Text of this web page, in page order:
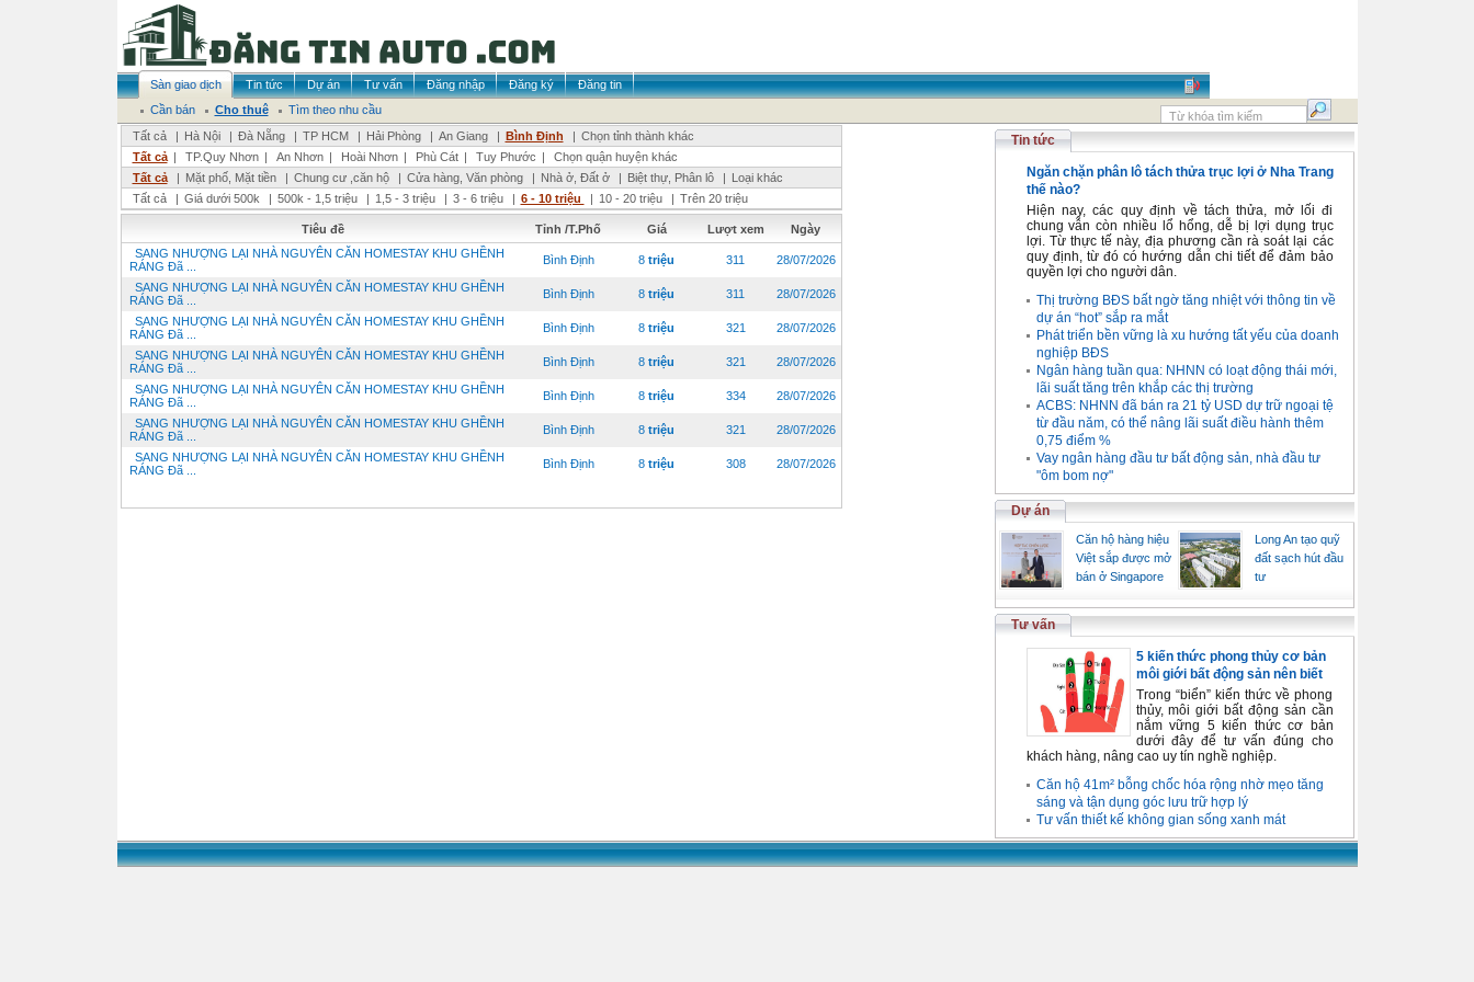
Sàn giao dịch Tin tức Dự án Tư vấn Đăng nhập Đăng ký
Đăng tin
Cần bán
Cho thuê
Tìm theo nhu cầu
Tất cả
| Hà Nội | Đà Nẵng | TP HCM | Hải Phòng | An Giang | Bình Định | Chọn tỉnh thành khác
Tất cả | TP.Quy Nhơn | An Nhơn | Hoài Nhơn | Phù Cát | Tuy Phước |
Chọn quận huyện khác
Tất cả
| Mặt phố, Mặt tiền | Chung cư ,căn hộ | Cửa hàng, Văn phòng | Nhà ở, Đất ở | Biệt thự, Phân lô | Loại khác
Tất cả
| Giá dưới 500k | 500k - 1,5 triệu | 1,5 - 3 triệu | 3 - 6 triệu | 6 - 10 triệu | 10 - 20 triệu | Trên 20 triệu
Tiêu đề Tỉnh /T.Phố Giá Lượt xem
Ngày
SANG NHƯỢNG LẠI NHÀ NGUYÊN CĂN HOMESTAY KHU GHỀNH
RÁNG Đã ...
Bình Định 8 triệu 311 28/07/2026
SANG NHƯỢNG LẠI NHÀ NGUYÊN CĂN HOMESTAY KHU GHỀNH
RÁNG Đã ...
Bình Định 8 triệu 311 28/07/2026
SANG NHƯỢNG LẠI NHÀ NGUYÊN CĂN HOMESTAY KHU GHỀNH
RÁNG Đã ...
Bình Định 8 triệu 321 28/07/2026
SANG NHƯỢNG LẠI NHÀ NGUYÊN CĂN HOMESTAY KHU GHỀNH
RÁNG Đã ...
Bình Định 8 triệu 321 28/07/2026
SANG NHƯỢNG LẠI NHÀ NGUYÊN CĂN HOMESTAY KHU GHỀNH
RÁNG Đã ...
Bình Định 8 triệu 334 28/07/2026
SANG NHƯỢNG LẠI NHÀ NGUYÊN CĂN HOMESTAY KHU GHỀNH
RÁNG Đã ...
Bình Định 8 triệu 321 28/07/2026
SANG NHƯỢNG LẠI NHÀ NGUYÊN CĂN HOMESTAY KHU GHỀNH
RÁNG Đã ...
Bình Định 8 triệu 308 28/07/2026
Tin tức
Ngăn chặn phân lô tách thửa trục lợi ở Nha Trang
thế nào?
Hiện nay, các quy định về tách thửa, mở lối đi
chung vẫn còn nhiều lổ hổng, dễ bị lợi dụng trục
lợi. Từ thực tế này, địa phương cần rà soát lại các
quy định, từ đó có hướng dẫn chi tiết để đảm bảo
quyền lợi cho người dân.
Thị trường BĐS bất ngờ tăng nhiệt với thông tin về
dự án “hot” sắp ra mắt
Phát triển bền vững là xu hướng tất yếu của doanh
nghiệp BĐS
Ngân hàng tuần qua: NHNN có loạt động thái mới,
lãi suất tăng trên khắp các thị trường
ACBS: NHNN đã bán ra 21 tỷ USD dự trữ ngoại tệ
từ đầu năm, có thể nâng lãi suất điều hành thêm
0,75 điểm %
Vay ngân hàng đầu tư bất động sản, nhà đầu tư
"ôm bom nợ"
Dự án
Căn hộ hàng hiệu
Việt sắp được mở
bán ở Singapore
Long An tạo quỹ
đất sạch hút đầu
tư
Tư vấn
5 kiến thức phong thủy cơ bản
môi giới bất động sản nên biết
Trong “biển” kiến thức về phong
thủy, môi giới bất động sản cần
nắm vững 5 kiến thức cơ bản
dưới đây để tư vấn đúng cho
khách hàng, nâng cao uy tín nghề nghiệp.
Căn hộ 41m² bỗng chốc hóa rộng nhờ mẹo tăng
sáng và tận dụng góc lưu trữ hợp lý
Tư vấn thiết kế không gian sống xanh mát